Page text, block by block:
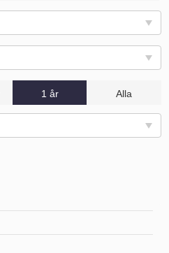
1 år Alla